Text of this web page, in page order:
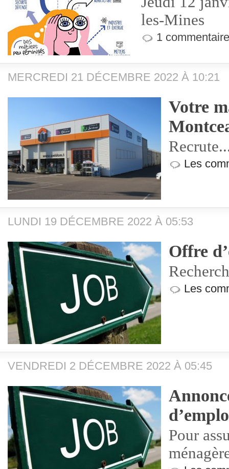
les-Mines
1
MERCREDI 21 DÉCEMBRE 2022 À 10:21
Votre
Les
LUNDI 19 DÉCEMBRE 2022 À 05:53
Offre
Les
VENDREDI 2 DÉCEMBRE 2022 À 05:45
Pour